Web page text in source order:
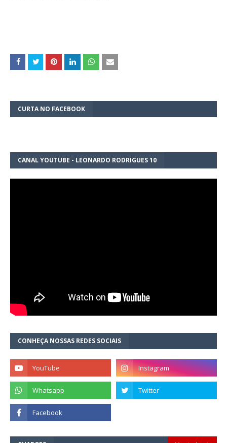
CURTA NO FACEBOOK
CANAL YOUTUBE - LEONARDO RODRIGUES 10
CONHEÇA NOSSAS REDES SOCIAIS